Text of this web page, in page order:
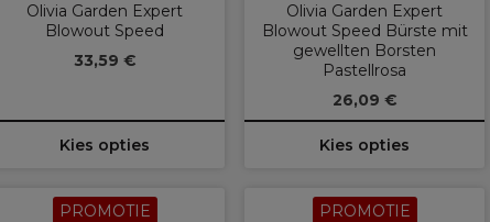
Olivia Garden Expert
Blowout Speed
33,59 €
Kies opties
Olivia Garden Expert
Blowout Speed Bürste mit
gewellten Borsten
Pastellrosa
26,09 €
Kies opties
PROMOTIE PROMOTIE